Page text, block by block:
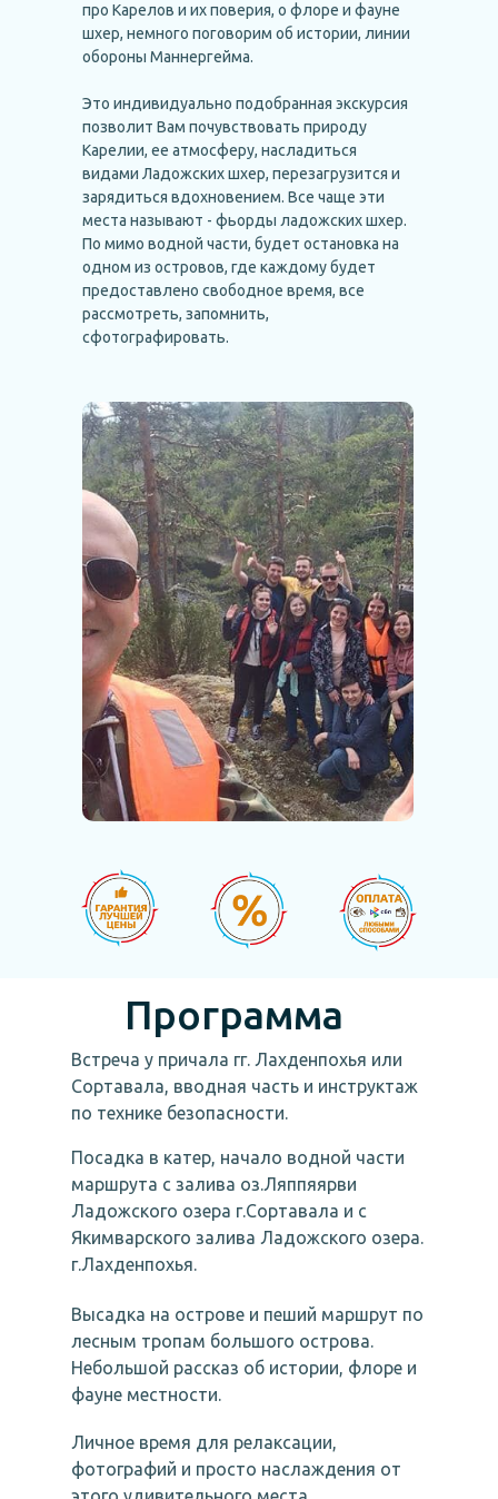
про Карелов и их поверия, о флоре и фауне
шхер, немного поговорим об истории, линии
обороны Маннергейма.
Это индивидуально подобранная экскурсия
позволит Вам почувствовать природу
Карелии, ее атмосферу, насладиться
видами Ладожских шхер, перезагрузится и
зарядиться вдохновением. Все чаще эти
места называют - фьорды ладожских шхер.
По мимо водной части, будет остановка на
одном из островов, где каждому будет
предоставлено свободное время, все
рассмотреть, запомнить,
сфотографировать.
Программа
Встреча у причала гг. Лахденпохья или
Сортавала, вводная часть и инструктаж
по технике безопасности.
Посадка в катер, начало водной части
маршрута с залива оз.Ляппяярви
Ладожского озера г.Сортавала и с
Якимварского залива Ладожского озера.
г.Лахденпохья.
Высадка на острове и пеший маршрут по
лесным тропам большого острова.
Небольшой рассказ об истории, флоре и
фауне местности.
Личное время для релаксации,
фотографий и просто наслаждения от